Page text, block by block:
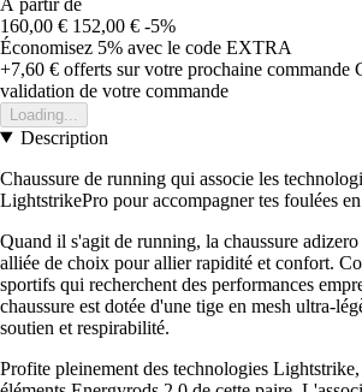
160,00 € 152,00 € -5%
Économisez 5% avec le code EXTRA
+7,60 € offerts sur votre prochaine commande
validation de votre commande
Loading...
Description
Chaussure de running qui associe les
LightstrikePro pour accompagner tes foulées
Quand il s'agit de running, la chaussure
alliée de choix pour allier rapidité et confort.
sportifs qui recherchent des performances
chaussure est dotée d'une tige en mesh ultra-
soutien et respirabilité.
Profite pleinement des technologies